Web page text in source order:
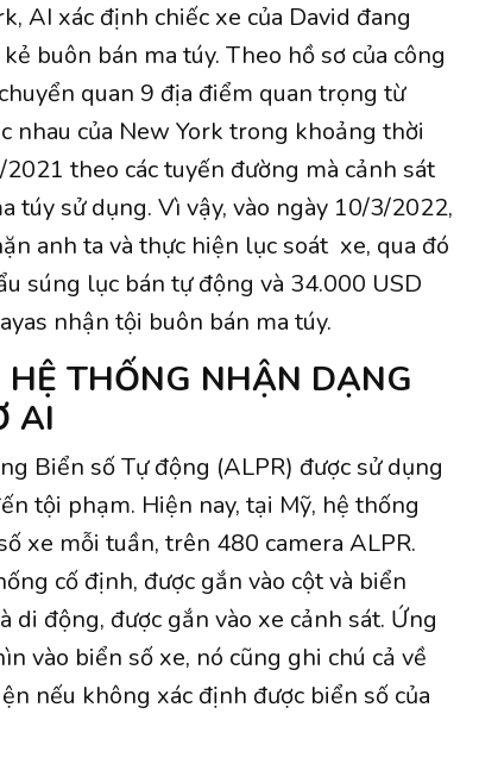
AI xác định chiếc xe của David đang
buôn bán ma túy. Theo hồ sơ của công
quan 9 địa điểm quan trọng từ
nhau của New York trong khoảng thời
theo các tuyến đường mà cảnh sát
túy sử dụng. Vì vậy, vào ngày 10/3/2022,
anh ta và thực hiện lục soát xe, qua đó
súng lục bán tự động và 34.000 USD
nhận tội buôn bán ma túy.
THỐNG NHẬN DẠNG
AI
Biển số Tự động (ALPR) được sử dụng
tội phạm. Hiện nay, tại Mỹ, hệ thống
xe mỗi tuần, trên 480 camera ALPR.
cố định, được gắn vào cột và biển
động, được gắn vào xe cảnh sát. Ứng
vào biển số xe, nó cũng ghi chú cả về
nếu không xác định được biển số của